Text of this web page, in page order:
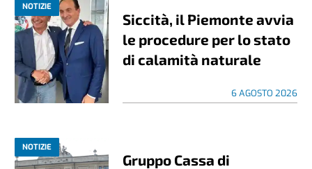
NOTIZIE
Siccità, il Piemonte avvia
le procedure per lo stato
di calamità naturale
6 AGOSTO 2026
NOTIZIE
Gruppo Cassa di